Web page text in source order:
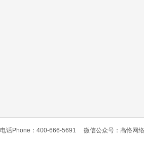
电话Phone：400-666-5691 微信公众号：高恪网络